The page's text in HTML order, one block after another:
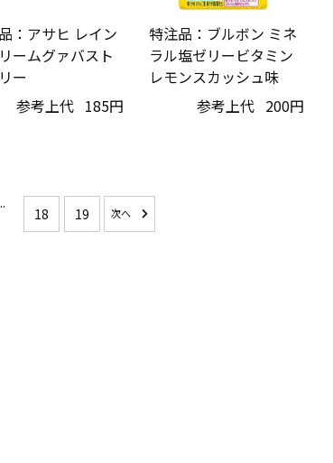
：アサヒ レイン
ームグァバスト
ー
参考上代 185円
特注品：ブルボン ミネ
ラル塩ゼリービタミン
レモンスカッシュ味
参考上代 200円
18 19